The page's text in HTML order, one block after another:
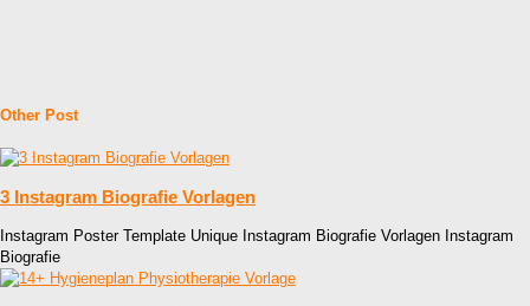
Other Post
3 Instagram Biografie Vorlagen
Instagram Poster Template Unique Instagram Biografie Vorlagen Instagram
Biografie